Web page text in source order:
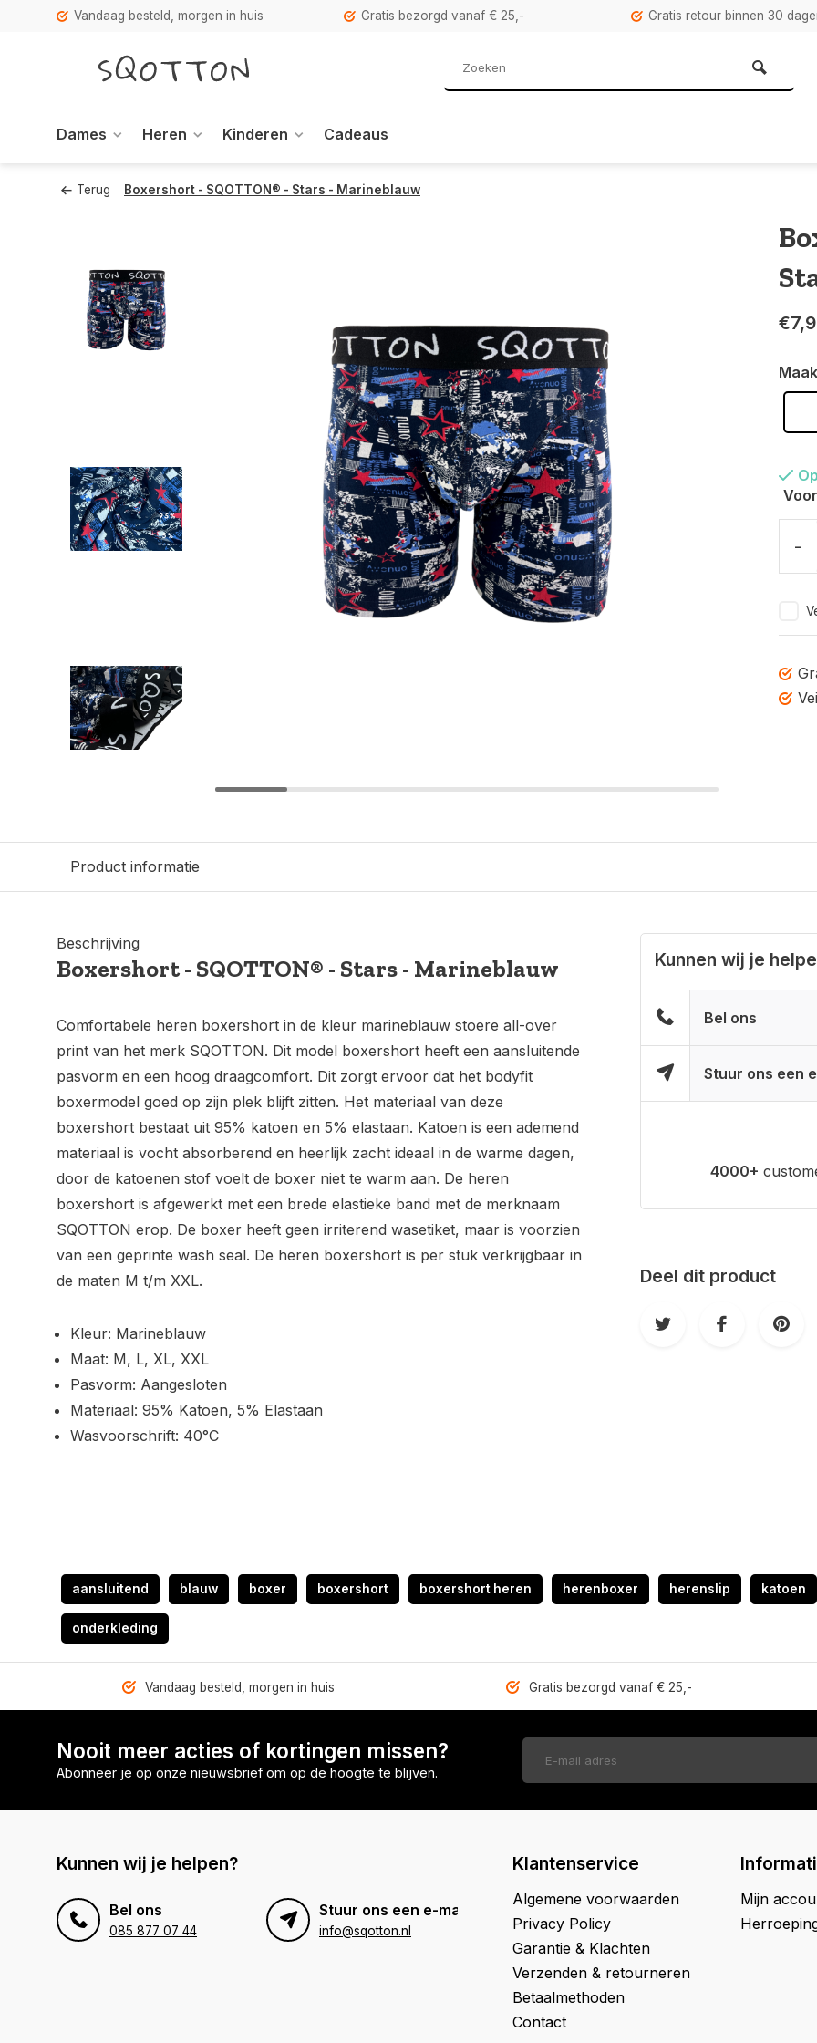
Vandaag besteld, morgen in huis Gratis bezorgd vanaf € 25,- Gratis retour binnen 30
Dames Heren Kinderen Cadeaus
Terug Boxershort - SQOTTON® - Stars - Marineblauw
-
Product informatie
Beschrijving
Boxershort - SQOTTON® - Stars - Marineblauw
Comfortabele heren boxershort in de kleur marineblauw stoere all-over
print van het merk SQOTTON. Dit model boxershort heeft een aansluitende
pasvorm en een hoog draagcomfort. Dit zorgt ervoor dat het bodyfit
boxermodel goed op zijn plek blijft zitten. Het materiaal van deze
boxershort bestaat uit 95% katoen en 5% elastaan. Katoen is een ademend
materiaal is vocht absorberend en heerlijk zacht ideaal in de warme dagen,
door de katoenen stof voelt de boxer niet te warm aan. De heren
boxershort is afgewerkt met een brede elastieke band met de merknaam
SQOTTON erop. De boxer heeft geen irriterend wasetiket, maar is voorzien
van een geprinte wash seal. De heren boxershort is per stuk verkrijgbaar in
de maten M t/m XXL.
Kleur: Marineblauw
Maat: M, L, XL, XXL
Pasvorm: Aangesloten​
Materiaal: 95% Katoen, 5% Elastaan
​Wasvoorschrift: 40°C
Kunnen wij je
Bel ons
Stuur ons een
4000+
Deel dit product
aansluitend blauw boxer boxershort boxershort heren herenboxer herenslip katoen
onderkleding
Vandaag besteld, morgen in huis Gratis bezorgd vanaf € 25,-
Nooit meer acties of kortingen missen?
Abonneer je op onze nieuwsbrief om op de hoogte te blijven.
Kunnen wij je helpen?
Bel ons
085 877 07 44
Stuur ons een e-mail
info@sqotton.nl
Klantenservice
Algemene voorwaarden
Privacy Policy
Garantie & Klachten
Verzenden & retourneren
Betaalmethoden
Contact
Mijn